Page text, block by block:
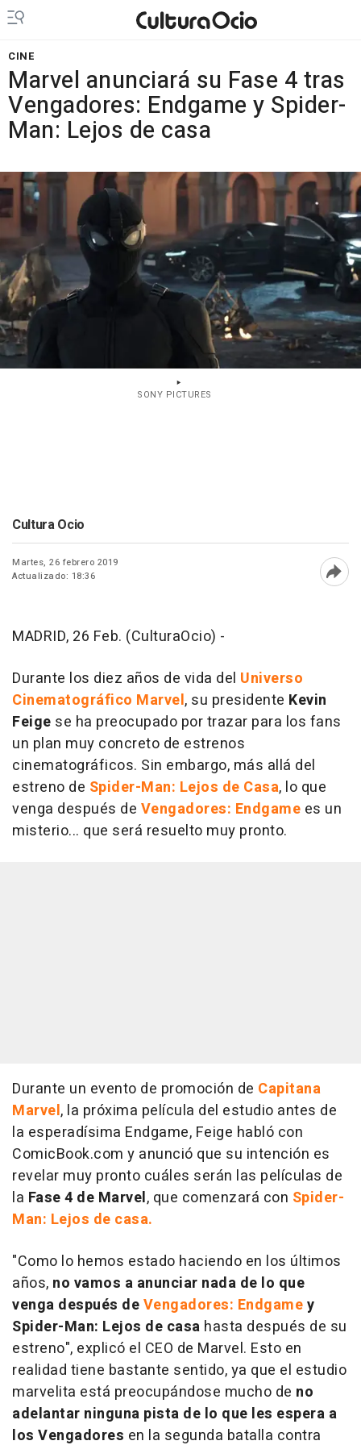
CINE
Marvel anunciará su Fase 4 tras
Vengadores: Endgame y Spider-
Man: Lejos de casa
SONY PICTURES
Cultura Ocio
Martes, 26 febrero 2019
Actualizado: 18:36
MADRID, 26 Feb. (CulturaOcio) -
Durante los diez años de vida del Universo
Cinematográfico Marvel, su presidente Kevin
Feige se ha preocupado por trazar para los fans
un plan muy concreto de estrenos
cinematográficos. Sin embargo, más allá del
estreno de Spider-Man: Lejos de Casa, lo que
venga después de Vengadores: Endgame es un
misterio... que será resuelto muy pronto.
Durante un evento de promoción de Capitana
Marvel, la próxima película del estudio antes de
la esperadísima Endgame, Feige habló con
ComicBook.com y anunció que su intención es
revelar muy pronto cuáles serán las películas de
la Fase 4 de Marvel, que comenzará con Spider-
Man: Lejos de casa.
"Como lo hemos estado haciendo en los últimos
años, no vamos a anunciar nada de lo que
venga después deVengadores: Endgamey
Spider-Man: Lejos de casa hasta después de su
estreno", explicó el CEO de Marvel. Esto en
realidad tiene bastante sentido, ya que el estudio
marvelita está preocupándose mucho de no
adelantar ninguna pista de lo que les espera a
los Vengadores en la segunda batalla contra